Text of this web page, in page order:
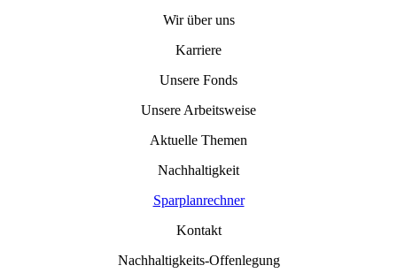
Wir über uns
Karriere
Unsere Fonds
Unsere Arbeitsweise
Aktuelle Themen
Nachhaltigkeit
Sparplanrechner
Kontakt
Nachhaltigkeits-Offenlegung